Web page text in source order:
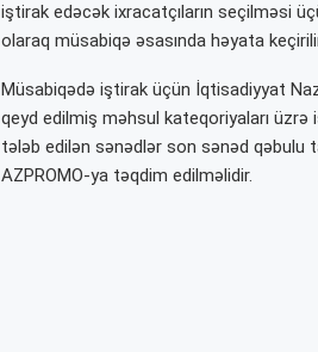
iştirak edəcək ixracatçıların seçilməsi
olaraq müsabiqə əsasında həyata
Müsabiqədə iştirak üçün İqtisadiyyat
qeyd edilmiş məhsul kateqoriyaları
tələb edilən sənədlər son sənəd qəbulu
AZPROMO-ya təqdim edilməlidir.